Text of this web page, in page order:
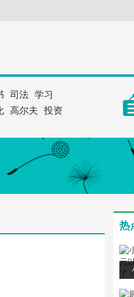
司法 学习
高尔夫 投资
热